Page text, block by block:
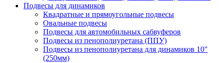
Подвесы для динамиков
Квадратные и прямоугольные подвесы
Овальные подвесы
Подвесы для автомобильных сабвуферов
Подвесы из пенополиуретана (ППУ)
Подвесы из пенополиуретана для динамиков 10"
(250мм)